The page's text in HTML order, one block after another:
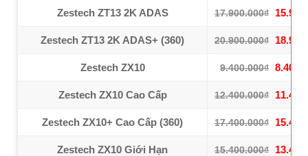
Zestech ZT13 2K ADAS 17.900.000₫
Zestech ZT13 2K ADAS+ (360) 20.900.000₫
Zestech ZX10 9.400.000₫
Zestech ZX10 Cao Cấp 12.400.000₫
Zestech ZX10+ Cao Cấp (360) 17.400.000₫
Zestech ZX10 Giới Hạn 15.400.000₫